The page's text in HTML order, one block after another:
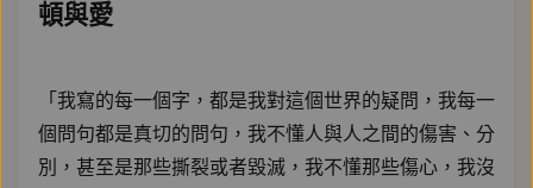
頓與愛
「我寫的每一個字，都是我對這個世界的疑問，我每一
個問句都是真切的問句，我不懂人與人之間的傷害、分
別，甚至是那些撕裂或者毀滅，我不懂那些傷心，我沒